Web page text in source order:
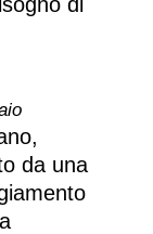
da una